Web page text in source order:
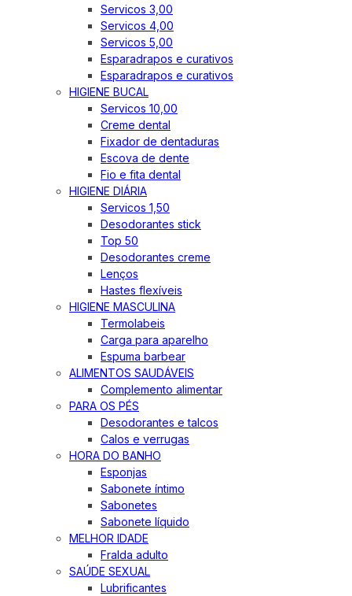
Servicos 3,00
Servicos 4,00
Servicos 5,00
Esparadrapos e curativos
Esparadrapos e curativos
HIGIENE BUCAL
Servicos 10,00
Creme dental
Fixador de dentaduras
Escova de dente
Fio e fita dental
HIGIENE DIÁRIA
Servicos 1,50
Desodorantes stick
Top 50
Desodorantes creme
Lenços
Hastes flexíveis
HIGIENE MASCULINA
Termolabeis
Carga para aparelho
Espuma barbear
ALIMENTOS SAUDÁVEIS
Complemento alimentar
PARA OS PÉS
Desodorantes e talcos
Calos e verrugas
HORA DO BANHO
Esponjas
Sabonete íntimo
Sabonetes
Sabonete líquido
MELHOR IDADE
Fralda adulto
SAÚDE SEXUAL
Lubrificantes